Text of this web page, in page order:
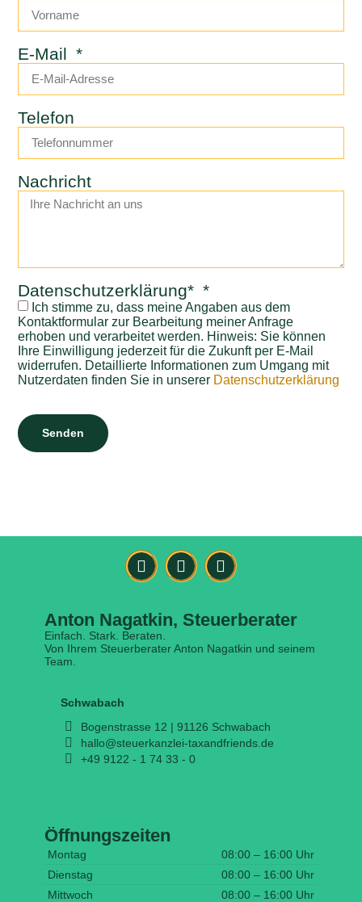
E-Mail
Telefon
Nachricht
Datenschutzerklärung*
Ich stimme zu, dass meine Angaben aus dem
Kontaktformular zur Bearbeitung meiner Anfrage
erhoben und verarbeitet werden. Hinweis: Sie können
Ihre Einwilligung jederzeit für die Zukunft per E-Mail
widerrufen. Detaillierte Informationen zum Umgang mit
Nutzerdaten finden Sie in unserer Datenschutzerklärung
Senden
Anton Nagatkin, Steuerberater
Einfach. Stark. Beraten.
Von Ihrem Steuerberater Anton Nagatkin und seinem
Team.
Schwabach
Bogenstrasse 12 | 91126 Schwabach
hallo@steuerkanzlei-taxandfriends.de
+49 9122 - 1 74 33 - 0
Öffnungszeiten
Montag
08:00 – 16:00 Uhr
Dienstag
08:00 – 16:00 Uhr
Mittwoch
08:00 – 16:00 Uhr